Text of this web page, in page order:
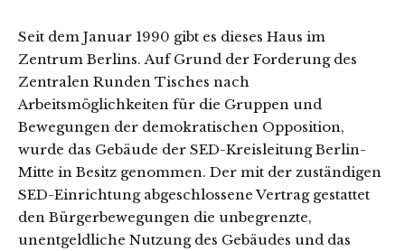
Seit dem Januar 1990 gibt es dieses Haus im
Zentrum Berlins. Auf Grund der Forderung des
Zentralen Runden Tisches nach
Arbeitsmöglichkeiten für die Gruppen und
Bewegungen der demokratischen Opposition,
wurde das Gebäude der SED-Kreisleitung Berlin-
Mitte in Besitz genommen. Der mit der zuständigen
SED-Einrichtung abgeschlossene Vertrag gestattet
den Bürgerbewegungen die unbegrenzte,
unentgeldliche Nutzung des Gebäudes und das